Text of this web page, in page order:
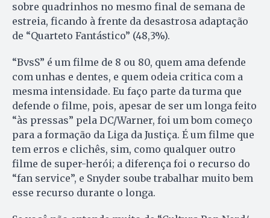
sobre quadrinhos no mesmo final de semana de
estreia, ficando à frente da desastrosa adaptação
de “Quarteto Fantástico” (48,3%).
“BvsS” é um filme de 8 ou 80, quem ama defende
com unhas e dentes, e quem odeia critica com a
mesma intensidade. Eu faço parte da turma que
defende o filme, pois, apesar de ser um longa feito
“às pressas” pela DC/Warner, foi um bom começo
para a formação da Liga da Justiça. É um filme que
tem erros e clichês, sim, como qualquer outro
filme de super-herói; a diferença foi o recurso do
“fan service”, e Snyder soube trabalhar muito bem
esse recurso durante o longa.